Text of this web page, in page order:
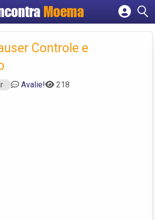
Moema
Criar conta
Controle e
Avalie! 218